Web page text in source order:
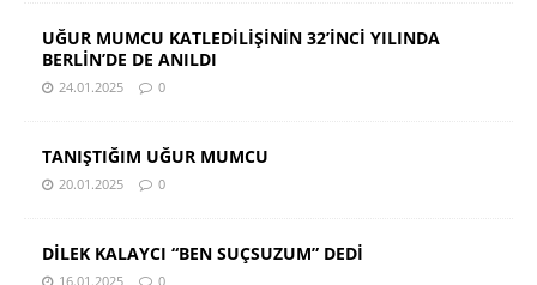
UĞUR MUMCU KATLEDİLİŞİNİN 32’İNCİ YILINDA
BERLİN’DE DE ANILDI
24.01.2025 0
TANIŞTIĞIM UĞUR MUMCU
20.01.2025 0
DİLEK KALAYCI “BEN SUÇSUZUM” DEDİ
16.01.2025 0